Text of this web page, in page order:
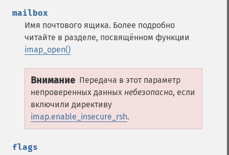
mailbox
Имя почтового ящика. Более подробно
читайте в разделе, посвящённом функции
imap_open()
Внимание Передача в этот параметр
непроверенных данных небезопасна, если
включили директиву
imap.enable_insecure_rsh.
flags